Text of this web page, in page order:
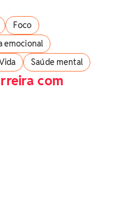
Foco
emocional
Saúde mental
com